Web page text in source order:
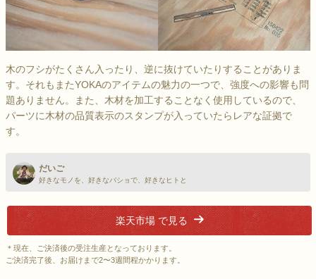
木のフシがたくさん入ったり、逆に抜けていたりすることがありま
す。それもまたYOKAのアイテムの魅力の一つで、強度への影響も問
題ありません。また、木材を加工することなく使用しているので、
パーツに木材の品質表示のスタンプが入っていたらレアな証拠で
す。
だいご
好きなモノを、好きなバショで、好きなヒトと
楽天市場 で見る
＊現在、ご決済後の受注生産となっております。
ご決済完了後、お届けまで2〜3週間程かかります。